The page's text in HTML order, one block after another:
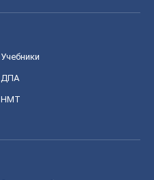
Учебники
ДПА
НМТ